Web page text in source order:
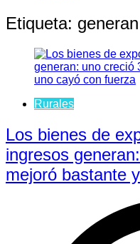
Etiqueta: generan
Rurales
Los bienes de
ingresos
mejoró bastante